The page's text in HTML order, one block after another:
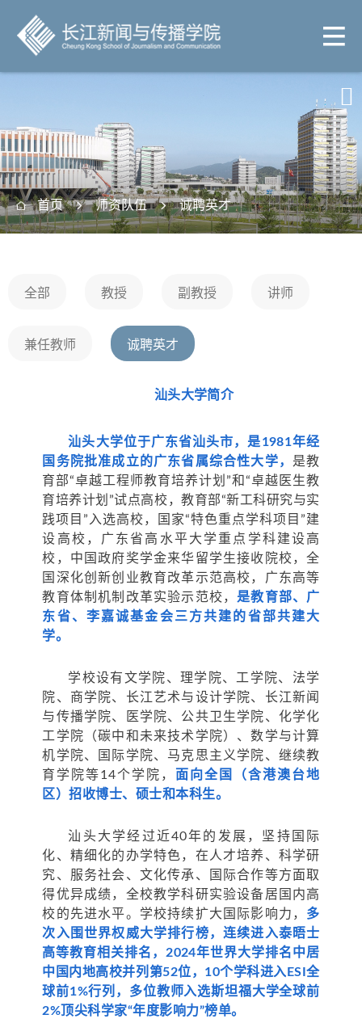

 首页  师资队伍  诚聘英才
全部 教授 副教授 讲师
兼任教师 诚聘英才
汕头大学简介
汕头大学位于广东省汕头市，是1981年经
国务院批准成立的广东省属综合性大学， 是教
育部“卓越工程师教育培养计划”和“卓越医生教
育培养计划”试点高校，教育部“新工科研究与实
践项目”入选高校，国家“特色重点学科项目”建
设高校，广东省高水平大学重点学科建设高
校，中国政府奖学金来华留学生接收院校，全
国深化创新创业教育改革示范高校，广东高等
教育体制机制改革实验示范校， 是教育部、广
东省、李嘉诚基金会三方共建的省部共建大
学。
学校设有文学院、理学院、工学院、法学
院、商学院、长江艺术与设计学院、长江新闻
与传播学院、医学院、公共卫生学院、化学化
工学院（碳中和未来技术学院）、数学与计算
机学院、国际学院、马克思主义学院、继续教
育学院等14个学院， 面向全国（含港澳台地
区）招收博士、硕士和本科生。
汕头大学经过近40年的发展，坚持国际
化、精细化的办学特色，在人才培养、科学研
究、服务社会、文化传承、国际合作等方面取
得优异成绩，全校教学科研实验设备居国内高
校的先进水平。学校持续扩大国际影响力， 多
次入围世界权威大学排行榜，连续进入泰晤士
高等教育相关排名，2024年世界大学排名中居
中国内地高校并列第52位，10个学科进入ESI全
球前1%行列，多位教师入选斯坦福大学全球前
2%顶尖科学家“年度影响力”榜单。